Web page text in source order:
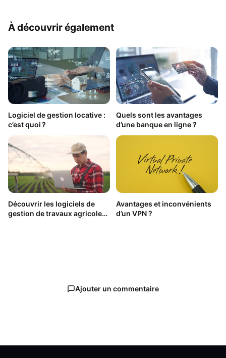
À découvrir également
Logiciel de gestion locative :
c’est quoi ?
Quels sont les avantages
d’une banque en ligne ?
Découvrir les logiciels de
gestion de travaux agricoles
Avantages et inconvénients
d’un VPN ?
Ajouter un commentaire